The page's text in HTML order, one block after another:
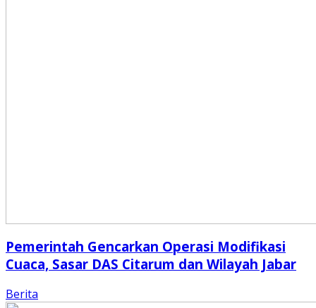
Pemerintah Gencarkan Operasi Modifikasi
Cuaca, Sasar DAS Citarum dan Wilayah Jabar
Berita